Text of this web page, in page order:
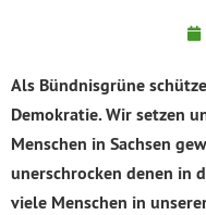
Als Bündnisgrüne
Demokratie. Wir setzen
Menschen in Sachsen
unerschrocken denen in
viele Menschen in